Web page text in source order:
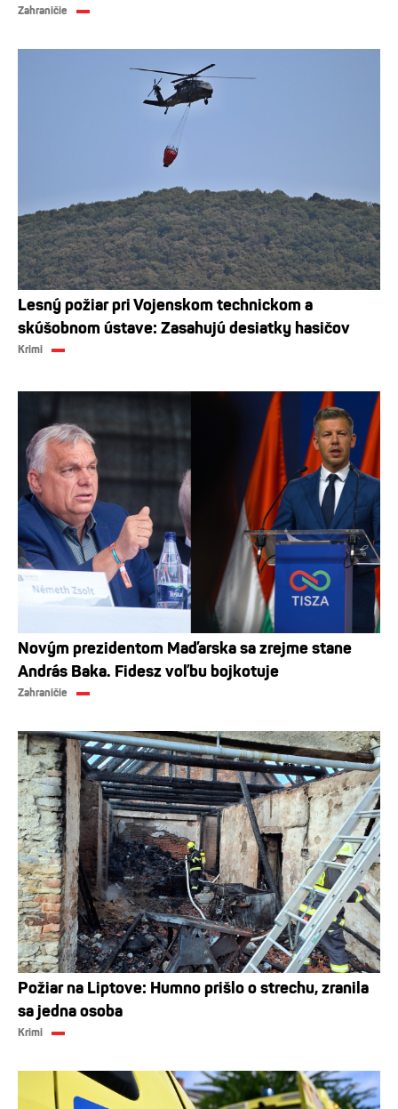
Zahraničie
Lesný požiar pri Vojenskom technickom a
skúšobnom ústave: Zasahujú desiatky hasičov
Krimi
Novým prezidentom Maďarska sa zrejme stane
András Baka. Fidesz voľbu bojkotuje
Zahraničie
Požiar na Liptove: Humno prišlo o strechu, zranila
sa jedna osoba
Krimi